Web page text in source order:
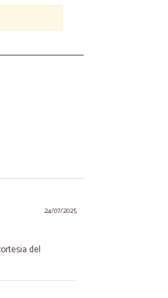
24/07/2025
del